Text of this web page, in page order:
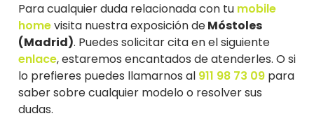
Para cualquier duda relacionada con tu mobile
homevisita nuestra exposición deMóstoles
(Madrid). Puedes solicitar cita en el siguiente
enlace, estaremos encantados de atenderles. O si
lo prefieres puedes llamarnos al 911 98 73 09 para
saber sobre cualquier modelo o resolver sus
dudas.